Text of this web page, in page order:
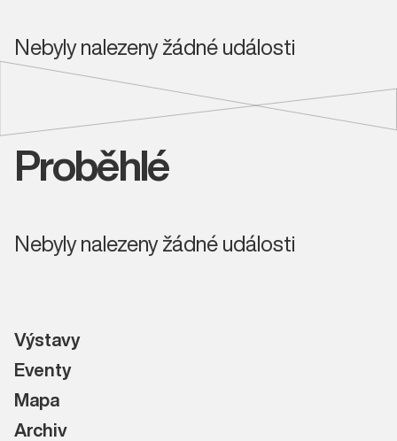
Nebyly nalezeny žádné události
Proběhlé
Nebyly nalezeny žádné události
Výstavy
Eventy
Mapa
Archiv